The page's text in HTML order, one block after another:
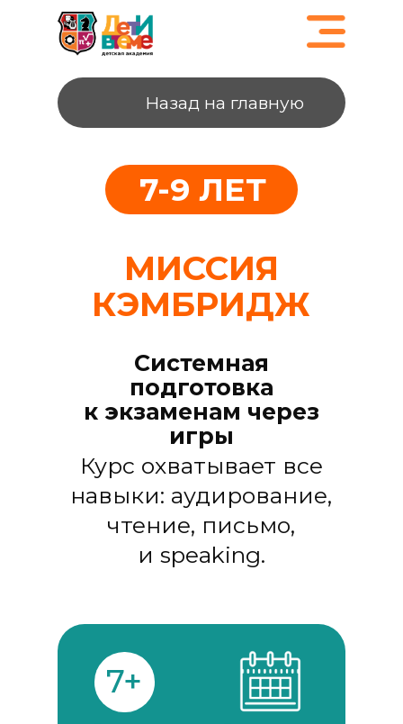
7-9 ЛЕТ
МИССИЯ
КЭМБРИДЖ
Курс охватывает все
навыки: аудирование,
чтение, письмо,
и speaking.
Системная
подготовка
к экзаменам через
игры
7+
Назад на главную